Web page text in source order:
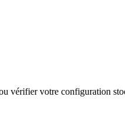
vérifier votre configuration